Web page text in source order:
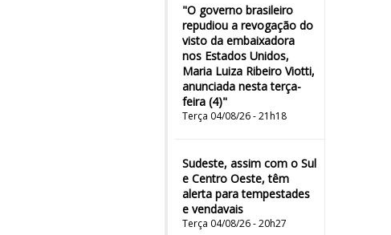
"O governo brasileiro
repudiou a revogação do
visto da embaixadora
nos Estados Unidos,
Maria Luiza Ribeiro Viotti,
anunciada nesta terça-
feira (4)"
Terça 04/08/26 - 21h18
Sudeste, assim com o Sul
e Centro Oeste, têm
alerta para tempestades
e vendavais
Terça 04/08/26 - 20h27